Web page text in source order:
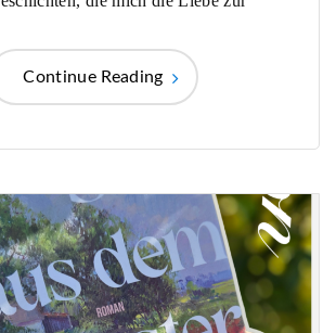
Continue Reading